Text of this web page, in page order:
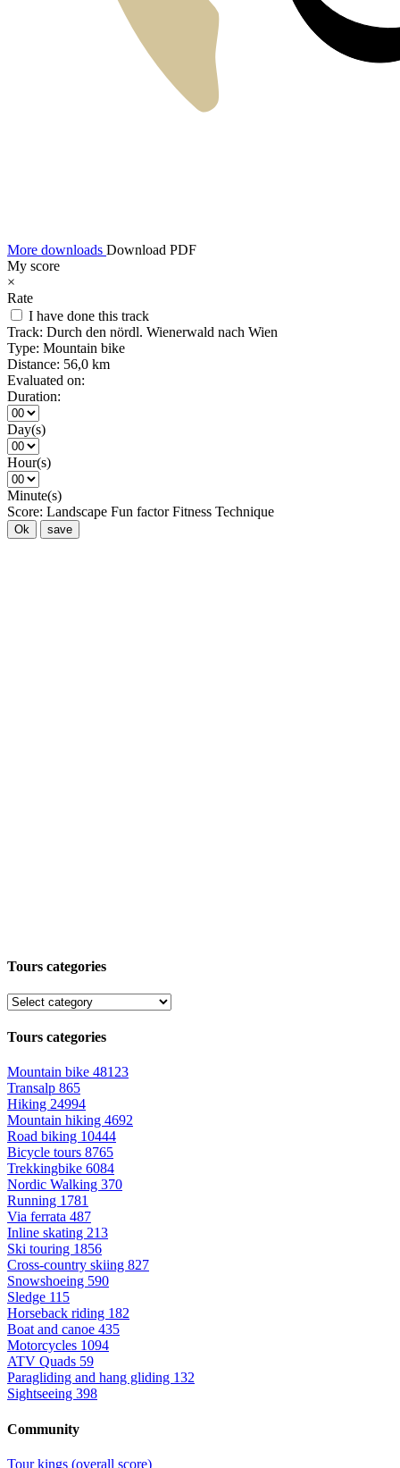
More downloads Download PDF
My score
×
Rate
I have done this track
Track: Durch den nördl. Wienerwald nach Wien
Type: Mountain bike
Distance: 56,0 km
Evaluated on:
Duration:
Day(s)
Hour(s)
Minute(s)
Score: Landscape Fun factor Fitness Technique
Ok save
Tours categories
Tours categories
Mountain bike 48123
Transalp 865
Hiking 24994
Mountain hiking 4692
Road biking 10444
Bicycle tours 8765
Trekkingbike 6084
Nordic Walking 370
Running 1781
Via ferrata 487
Inline skating 213
Ski touring 1856
Cross-country skiing 827
Snowshoeing 590
Sledge 115
Horseback riding 182
Boat and canoe 435
Motorcycles 1094
ATV Quads 59
Paragliding and hang gliding 132
Sightseeing 398
Community
Tour kings (overall score)